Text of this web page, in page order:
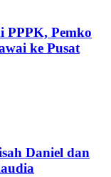
PPPK, Pemko
ke Pusat
Daniel dan